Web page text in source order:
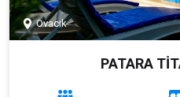
Ovacık
PATARA